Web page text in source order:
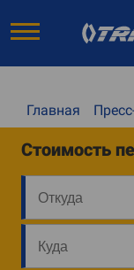
Главная
Стоимость